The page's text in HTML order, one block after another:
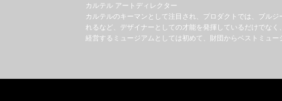
カルテル アートディレクター
カルテルのキーマンとして注目され、プロダクトでは、ブル
れるなど、デザイナーとしての才能を発揮しているだけでな
経営するミュージアムとしては初めて、財団からベストミュ